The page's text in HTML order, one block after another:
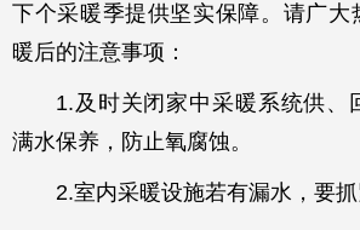
下个采暖季提供坚实保障。请广大
暖后的注意事项：
1.及时关闭家中采暖系统供、
满水保养，防止氧腐蚀。
2.室内采暖设施若有漏水，要抓